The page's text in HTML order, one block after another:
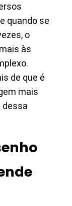
quando se
o
às
de que é
mais
dessa